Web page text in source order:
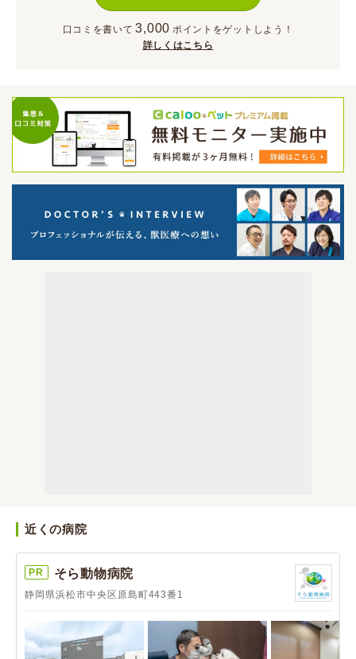
口コミを書いて 3,000 ポイント をゲットしよう！
詳しくはこちら
近くの病院
PR そら動物病院
静岡県浜松市中央区原島町443番1